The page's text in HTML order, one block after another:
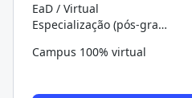
EaD / Virtual
Especialização (pós-graduação)
Campus 100% virtual